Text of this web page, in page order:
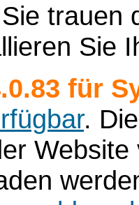
trauen
Sie
für
.